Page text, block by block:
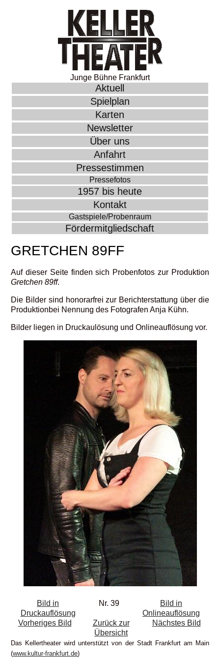
Junge Bühne Frankfurt
Aktuell
Spielplan
Karten
Newsletter
Über uns
Anfahrt
Pressestimmen
Pressefotos
1957 bis heute
Kontakt
Gastspiele/Probenraum
Fördermitgliedschaft
GRETCHEN 89FF
Auf dieser Seite finden sich Probenfotos zur Produktion
Gretchen 89ff.
Die Bilder sind honorarfrei zur Berichterstattung über die
Produktionbei Nennung des Fotografen Anja Kühn.
Bilder liegen in Druckaulösung und Onlineauflösung vor.
Bild in
Druckauflösung
Nr. 39
Bild in
Onlineauflösung
Vorheriges Bild
Zurück zur
Übersicht
Nächstes Bild
Das Kellertheater wird unterstützt von der Stadt Frankfurt am Main
(www.kultur-frankfurt.de)